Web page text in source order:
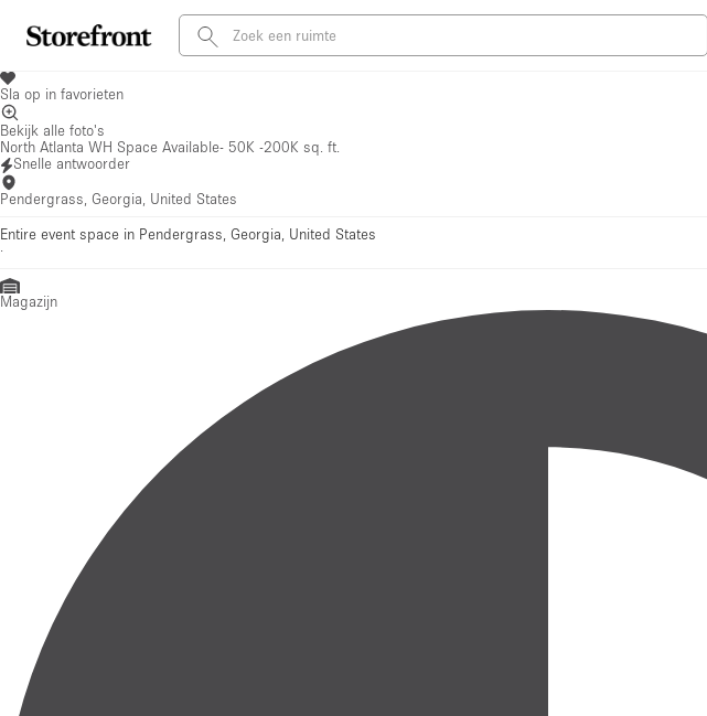
Sla op in favorieten
Bekijk alle foto's
North Atlanta WH Space Available- 50K -200K sq. ft.
Snelle antwoorder
Pendergrass, Georgia, United States
Entire event space in Pendergrass, Georgia, United States
·
Magazijn